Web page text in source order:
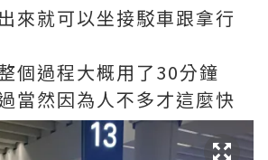
來就可以坐接駁車跟拿行
個過程大概用了30分鐘
當然因為人不多才這麼快